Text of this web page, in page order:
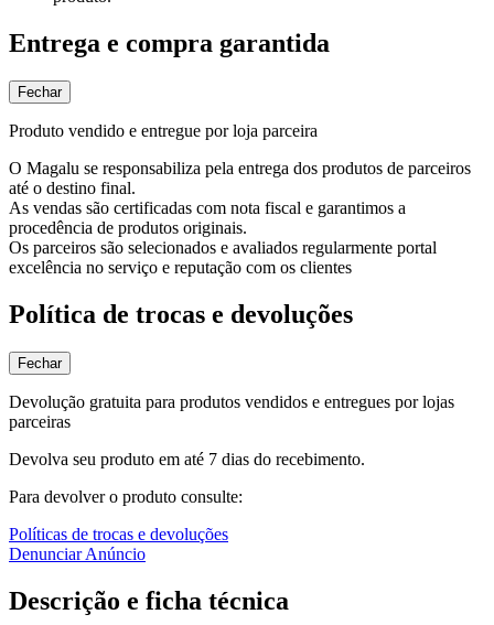
Entrega e compra garantida
Fechar
Produto vendido e entregue por loja parceira
O Magalu se responsabiliza pela entrega dos produtos de parceiros
até o destino final.
As vendas são certificadas com nota fiscal e garantimos a
procedência de produtos originais.
Os parceiros são selecionados e avaliados regularmente portal
excelência no serviço e reputação com os clientes
Política de trocas e devoluções
Fechar
Devolução gratuita para produtos vendidos e entregues por lojas
parceiras
Devolva seu produto em até 7 dias do recebimento.
Para devolver o produto consulte:
Políticas de trocas e devoluções
Denunciar Anúncio
Descrição e ficha técnica